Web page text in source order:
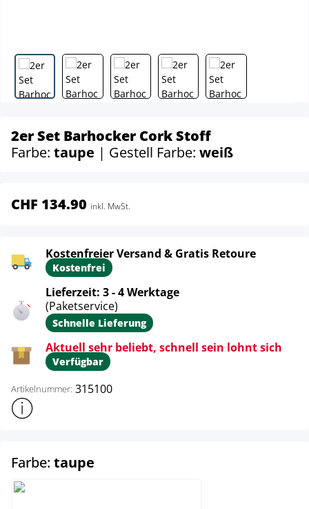
2er Set Barhocker Cork Stoff
Farbe: taupe | Gestell Farbe: weiß
CHF 134.90 inkl. MwSt.
Kostenfreier Versand & Gratis Retoure
Kostenfrei
Lieferzeit: 3 - 4 Werktage
(Paketservice)
Schnelle Lieferung
Aktuell sehr beliebt, schnell sein lohnt sich
Verfügbar
Artikelnummer: 315100
Weitere Produktinformationen anzeigen
Farbe: taupe